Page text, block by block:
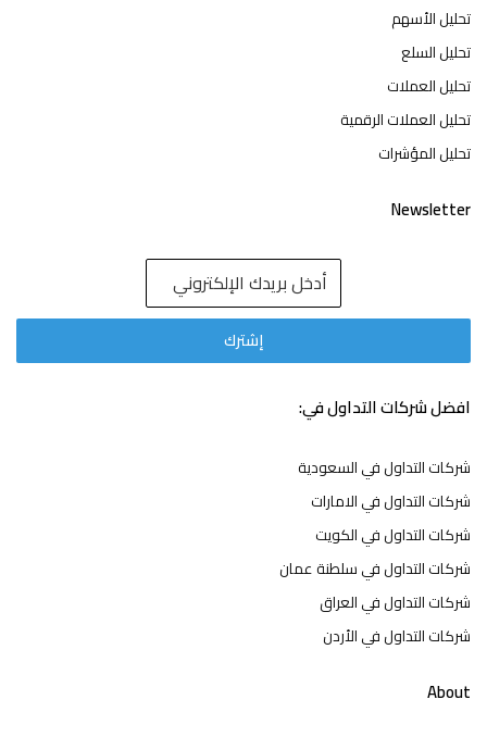
تحليل الأسهم
تحليل السلع
تحليل العملات
تحليل العملات الرقمية
تحليل المؤشرات
Newsletter
افضل شركات التداول في:
شركات التداول في السعودية
شركات التداول في الامارات
شركات التداول في الكويت
شركات التداول في سلطنة عمان
شركات التداول في العراق
شركات التداول في الأردن
About